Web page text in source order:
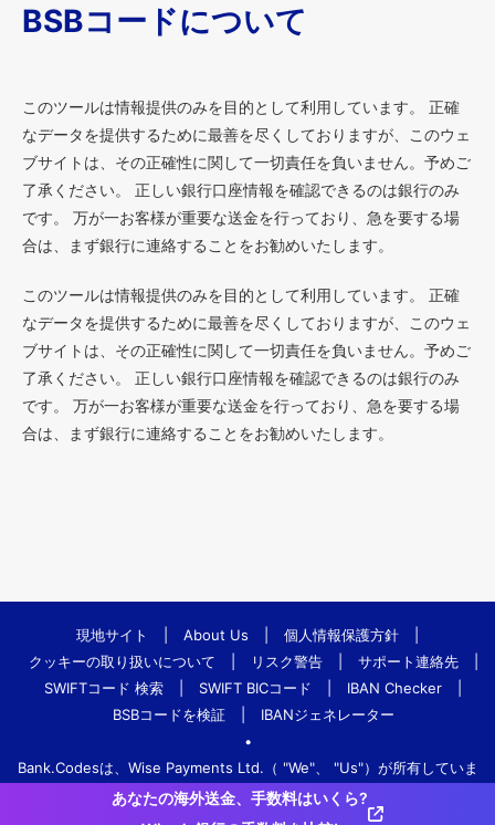
BSBコードについて
このツールは情報提供のみを目的として利用しています。 正確
なデータを提供するために最善を尽くしておりますが、このウェ
ブサイトは、その正確性に関して一切責任を負いません。予めご
了承ください。 正しい銀行口座情報を確認できるのは銀行のみ
です。 万が一お客様が重要な送金を行っており、急を要する場
合は、まず銀行に連絡することをお勧めいたします。
このツールは情報提供のみを目的として利用しています。 正確
なデータを提供するために最善を尽くしておりますが、このウェ
ブサイトは、その正確性に関して一切責任を負いません。予めご
了承ください。 正しい銀行口座情報を確認できるのは銀行のみ
です。 万が一お客様が重要な送金を行っており、急を要する場
合は、まず銀行に連絡することをお勧めいたします。
現地サイト About Us 個人情報保護方針
クッキーの取り扱いについて
リスク警告 サポート連絡先
SWIFTコード 検索
SWIFT BICコード IBAN Checker
BSBコードを検証
IBANジェネレーター
•
Bank.Codesは、Wise Payments Ltd.（ "We"、 "Us"）が所有していま
す。
あなたの海外送金、手数料はいくら?